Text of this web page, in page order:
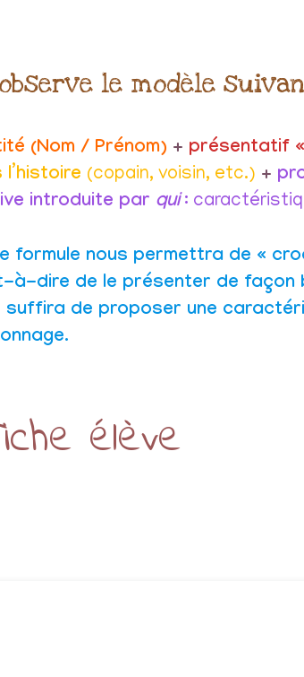
le modèle
(Nom / Prénom) + présentatif «
l’histoire (copain, voisin, etc.) +
introduite par qui:
formule nous permettra de «
à-dire de le présenter de façon
suffira de proposer une
élève